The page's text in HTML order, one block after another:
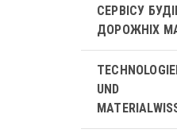
СЕРВІСУ
ДОРОЖНІХ
UND